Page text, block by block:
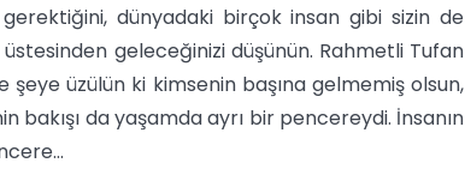
dünyadaki birçok insan gibi sizin de
üstesinden geleceğinizi düşünün. Rahmetli Tufan
üzülün ki kimsenin başına gelmemiş olsun,
bakışı da yaşamda ayrı bir pencereydi. İnsanın